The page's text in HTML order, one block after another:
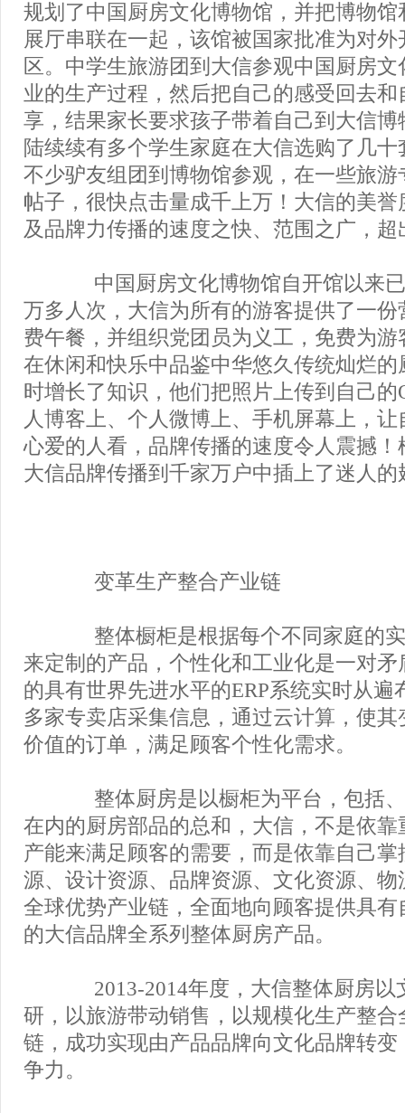
规划了中国厨房文化博物馆，并把博物馆
展厅串联在一起，该馆被国家批准为对外
区。中学生旅游团到大信参观中国厨房
业的生产过程，然后把自己的感受回去和
享，结果家长要求孩子带着自己到大信博
陆续续有多个学生家庭在大信选购了几
不少驴友组团到博物馆参观，在一些旅游
帖子，很快点击量成千上万！大信的美誉
及品牌力传播的速度之快、范围之广，超
中国厨房文化博物馆自开馆以来已
万多人次，大信为所有的游客提供了一份
费午餐，并组织党团员为义工，免费为游
在休闲和快乐中品鉴中华悠久传统灿烂的
时增长了知识，他们把照片上传到自己的
人博客上、个人微博上、手机屏幕上，
心爱的人看，品牌传播的速度令人震撼！
大信品牌传播到千家万户中插上了迷人的
变革生产整合产业链
整体橱柜是根据每个不同家庭的实
来定制的产品，个性化和工业化是一对矛
的具有世界先进水平的ERP系统实时从遍
多家专卖店采集信息，通过云计算，使其
价值的订单，满足顾客个性化需求。
整体厨房是以橱柜为平台，包括、
在内的厨房部品的总和，大信，不是依靠
产能来满足顾客的需要，而是依靠自己掌
源、设计资源、品牌资源、文化资源、物
全球优势产业链，全面地向顾客提供具有
的大信品牌全系列整体厨房产品。
2013-2014年度，大信整体厨房以
研，以旅游带动销售，以规模化生产整合
链，成功实现由产品品牌向文化品牌转变
争力。